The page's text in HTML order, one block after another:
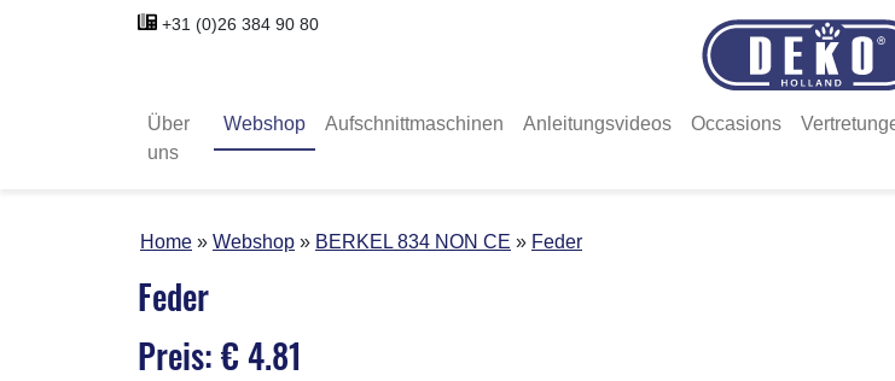
+31 (0)26 384 90 80
Über
uns
Webshop Aufschnittmaschinen Anleitungsvideos Occasions
Home Webshop BERKEL 834 NON CE Feder
Feder
Preis: € 4.81